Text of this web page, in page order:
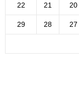
20
21
22
27
28
29